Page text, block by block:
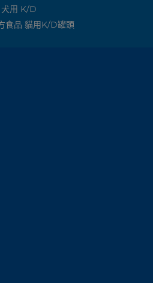
犬用 K/d
食品 貓用k/d罐頭